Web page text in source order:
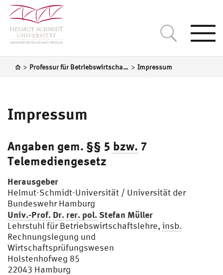
> Professur für Betriebswirtschaftslehre, insb. Rechnungslegung und Wirtschaftsprüfungswesen > Impressum
Impressum
Angaben gem. §§ 5 bzw. 7
Telemediengesetz
Herausgeber
Helmut-Schmidt-Universität / Universität der
Bundeswehr Hamburg
Univ.-Prof. Dr. rer. pol. Stefan Müller
Lehrstuhl für Betriebswirtschaftslehre, insb.
Rechnungslegung und
Wirtschaftsprüfungswesen
Holstenhofweg 85
22043 Hamburg